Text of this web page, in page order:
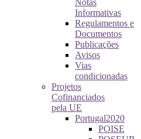
Notas
Informativas
Regulamentos e
Documentos
Publicações
Avisos
Vias
condicionadas
Projetos
Cofinanciados
pela UE
Portugal2020
POISE